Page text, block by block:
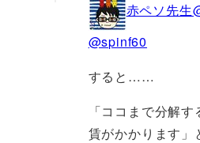
赤ペソ先生
@spinf60
すると……
「ココまで分解
賃がかかります」